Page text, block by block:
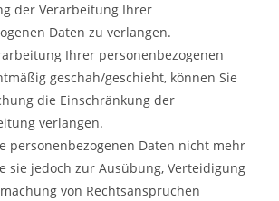
der Verarbeitung Ihrer
Daten zu verlangen.
Ihrer personenbezogenen
geschah/geschieht, können Sie
die Einschränkung der
verlangen.
personenbezogenen Daten nicht mehr
sie jedoch zur Ausübung, Verteidigung
von Rechtsansprüchen